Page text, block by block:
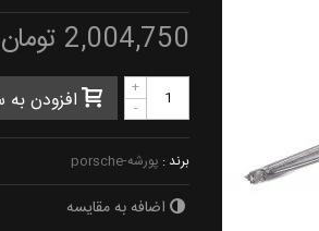
2,004,750 تومان
-
+ افزودن
برند : پورشه-porsche
اضافه به مقایسه